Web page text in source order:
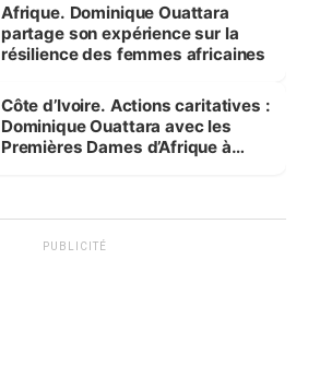
Afrique. Dominique Ouattara
partage son expérience sur la
résilience des femmes africaines
Côte d’Ivoire. Actions caritatives :
Dominique Ouattara avec les
Premières Dames d’Afrique à
PUBLICITÉ